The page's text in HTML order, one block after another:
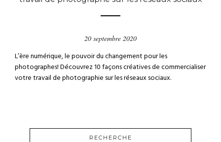
20 septembre 2020
L’ère numérique, le pouvoir du changement pour les
photographes! Découvrez 10 façons créatives de commercialiser
votre travail de photographie sur les réseaux sociaux.
RECHERCHE